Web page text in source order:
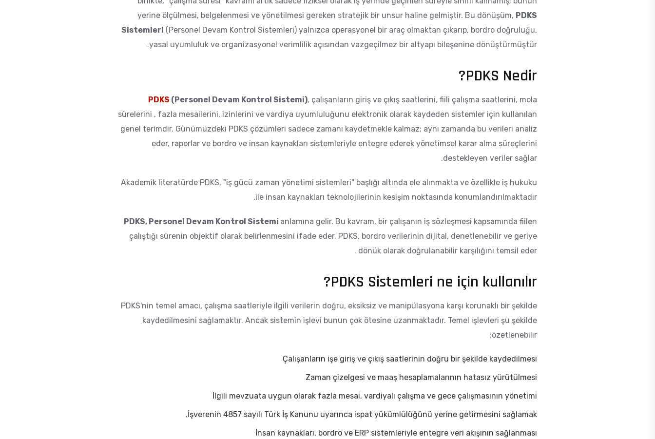
yerine ölçülmesi, belgelenmesi ve yönetilmesi gereken stratejik bir unsur haline gelmiştir. Bu dönüşüm, PDKS
Sistemleri (Personel Devam Kontrol Sistemleri) yalnızca operasyonel bir araç olmaktan çıkarıp, bordro doğruluğu,
yasal uyumluluk ve organizasyonel verimlilik açısından vazgeçilmez bir altyapı bileşenine dönüştürmüştür.
PDKS Nedir?
PDKS (Personel Devam Kontrol Sistemi), çalışanların giriş ve çıkış saatlerini, fiili çalışma saatlerini, mola
sürelerini , fazla mesailerini, izinlerini ve vardiya uyumluluğunu elektronik olarak kaydeden sistemler için kullanılan
genel terimdir. Günümüzdeki PDKS çözümleri sadece zamanı kaydetmekle kalmaz; aynı zamanda bu verileri analiz
eder, raporlar ve bordro ve insan kaynakları sistemleriyle entegre ederek yönetimsel karar alma süreçlerini
destekleyen veriler sağlar.
Akademik literatürde PDKS, "iş gücü zaman yönetimi sistemleri" başlığı altında ele alınmakta ve özellikle iş hukuku
ile insan kaynakları teknolojilerinin kesişim noktasında konumlandırılmaktadır.
PDKS, Personel Devam Kontrol Sistemi anlamına gelir. Bu kavram, bir çalışanın iş sözleşmesi kapsamında fiilen
çalıştığı sürenin objektif olarak belirlenmesini ifade eder. PDKS, bordro verilerinin dijital, denetlenebilir ve geriye
dönük olarak doğrulanabilir karşılığını temsil eder .
PDKS Sistemleri ne için kullanılır?
PDKS'nin temel amacı, çalışma saatleriyle ilgili verilerin doğru, eksiksiz ve manipülasyona karşı korunaklı bir şekilde
kaydedilmesini sağlamaktır. Ancak sistemin işlevi bunun çok ötesine uzanmaktadır. Temel işlevleri şu şekilde
özetlenebilir:
Çalışanların işe giriş ve çıkış saatlerinin doğru bir şekilde kaydedilmesi
Zaman çizelgesi ve maaş hesaplamalarının hatasız yürütülmesi
İlgili mevzuata uygun olarak fazla mesai, vardiyalı çalışma ve gece çalışmasının yönetimi
İşverenin 4857 sayılı Türk İş Kanunu uyarınca ispat yükümlülüğünü yerine getirmesini sağlamak.
İnsan kaynakları, bordro ve ERP sistemleriyle entegre veri akışının sağlanması